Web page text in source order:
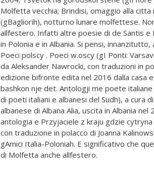
Molfetta vecchia; Brindisi, omaggio alla citta
(gBagliorih), notturno lunare molfettese.
allfestero. Infatti altre poesie di de Santis
in Polonia e in Albania. Si pensi,
Poeci polscy . Poeci w.oscy (gI Ponti:
da Aleksander Nawrocki, con traduzioni in
edizione bifronte edita nel 2016 dalla casa
bashkon nje det. Antologji me poete
di poeti italiani e albanesi del Sudh), a cura
albanese di Albana Alia, uscita in Albania
antologia e Przyjaciele z kraju gdzie cytryna
con traduzione in polacco di Joanna
gAmici Italia-Poloniah. E significativo che
di Molfetta anche allfestero.